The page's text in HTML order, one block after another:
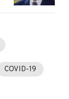
COVID-19